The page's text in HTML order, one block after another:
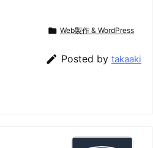
 Web製作 & WordPress
 Posted by takaaki